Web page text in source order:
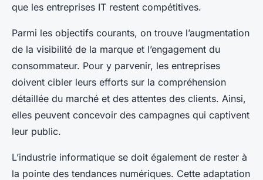
que les entreprises IT restent compétitives.
Parmi les objectifs courants, on trouve l’augmentation
de la visibilité de la marque et l’engagement du
consommateur. Pour y parvenir, les entreprises
doivent cibler leurs efforts sur la compréhension
détaillée du marché et des attentes des clients. Ainsi,
elles peuvent concevoir des campagnes qui captivent
leur public.
L’industrie informatique se doit également de rester à
la pointe des tendances numériques. Cette adaptation